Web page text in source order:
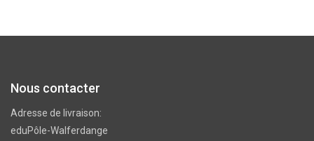
Nous contacter
Adresse de livraison:
eduPôle-Walferdange